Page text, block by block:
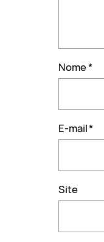
Nome*
E-mail*
Site